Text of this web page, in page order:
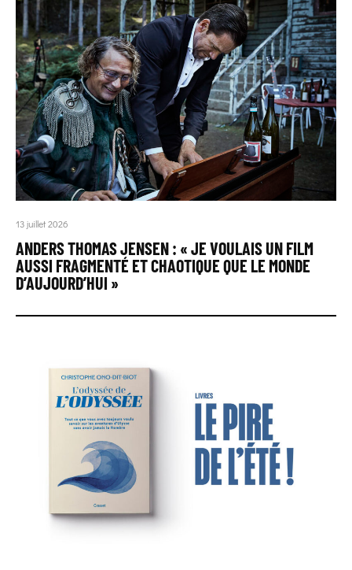
13 juillet 2026
ANDERS THOMAS JENSEN : « JE VOULAIS UN FILM
AUSSI FRAGMENTÉ ET CHAOTIQUE QUE LE MONDE
D’AUJOURD’HUI »